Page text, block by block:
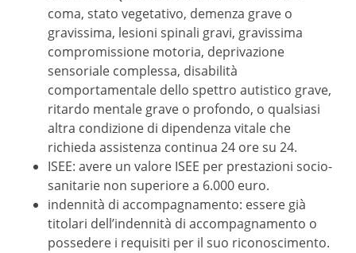
coma, stato vegetativo, demenza grave o
gravissima, lesioni spinali gravi, gravissima
compromissione motoria, deprivazione
sensoriale complessa, disabilità
comportamentale dello spettro autistico grave,
ritardo mentale grave o profondo, o qualsiasi
altra condizione di dipendenza vitale che
richieda assistenza continua 24 ore su 24.
ISEE: avere un valore ISEE per prestazioni socio-
sanitarie non superiore a 6.000 euro.
indennità di accompagnamento: essere già
titolari dell’indennità di accompagnamento o
possedere i requisiti per il suo riconoscimento.